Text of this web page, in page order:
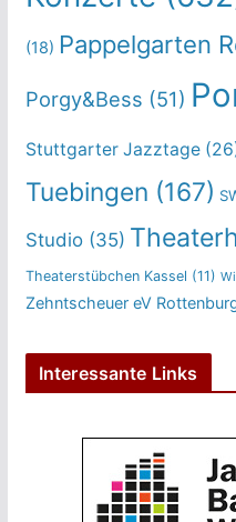
(18) Pappelgarten
Porgy&Bess (51)
Stuttgarter Jazztage
Tuebingen (167)
Studio(35)
Theaterstübchen Kassel (11)
Zehntscheuer eV
Interessante Links